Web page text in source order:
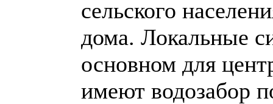
сельского
дома. Локальные
основном для
имеют водозабор